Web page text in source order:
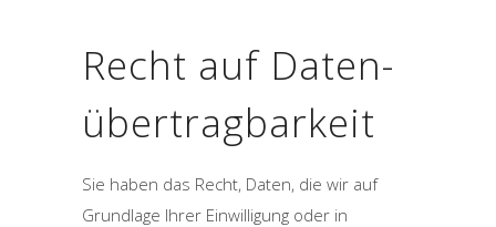
Recht auf Daten­
übertrag­barkeit
Sie haben das Recht, Daten, die wir auf
Grundlage Ihrer Einwilligung oder in